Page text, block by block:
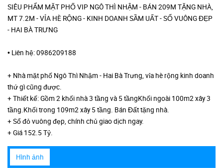
SIÊU PHẨM MẶT PHỐ VIP NGÔ THÌ NHẬM - BÁN 209M TẶNG NHÀ,
MT 7.2M - VỈA HÈ RỘNG - KINH DOANH SẦM UẤT - SỔ VUÔNG ĐẸP
- HAI BÀ TRƯNG
• Liên hệ: 0986209188
+ Nhà mặt phố Ngô Thì Nhậm - Hai Bà Trưng, vỉa hè rộng kinh doanh
thứ gì cũng được.
+ Thiết kế: Gồm 2 khối nhà 3 tầng và 5 tầngKhối ngoài 100m2 xây 3
tầng.Khối trong 109m2 xây 5 tầng. Bán Đất tặng nhà.
+ Sổ đỏ vuông đẹp, chính chủ giao dịch ngay.
+ Giá 152.5 Tỷ.
Hình ảnh